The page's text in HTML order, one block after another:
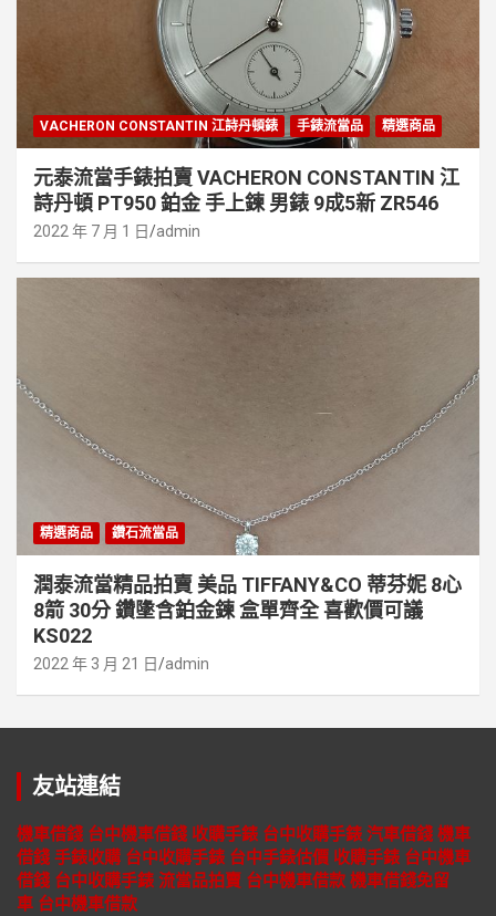
VACHERON CONSTANTIN 江詩丹頓錶 手錶流當品 精選商品
元泰流當手錶拍賣 VACHERON CONSTANTIN 江
詩丹頓 PT950 鉑金 手上鍊 男錶 9成5新 ZR546
2022 年 7 月 1 日 admin
精選商品 鑽石流當品
潤泰流當精品拍賣 美品 TIFFANY&CO 蒂芬妮 8心
8箭 30分 鑽墬含鉑金鍊 盒單齊全 喜歡價可議
KS022
2022 年 3 月 21 日 admin
友站連結
機車借錢 台中機車借錢 收購手錶 台中收購手錶 汽車借錢 機車
借錢 手錶收購 台中收購手錶 台中手錶估價 收購手錶 台中機車
借錢 台中收購手錶 流當品拍賣 台中機車借款 機車借錢免留
車 台中機車借款